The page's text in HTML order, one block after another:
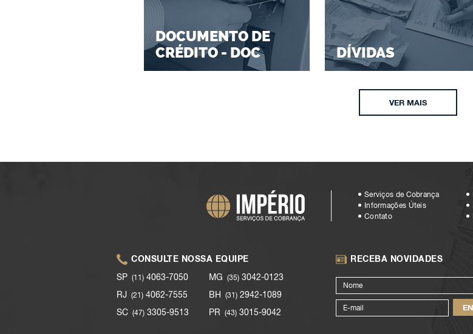
DOCUMENTO DE
CRÉDITO - DOC
DÍVIDAS
VER MAIS
Serviços de Cobrança
Informações Úteis
Contato
CONSULTE NOSSA EQUIPE
SP (11) 4063-7050
RJ (21) 4062-7555
SC (47) 3305-9513
MG (35) 3042-0123
BH (31) 2942-1089
PR (43) 3015-9042
RECEBA NOVIDADES